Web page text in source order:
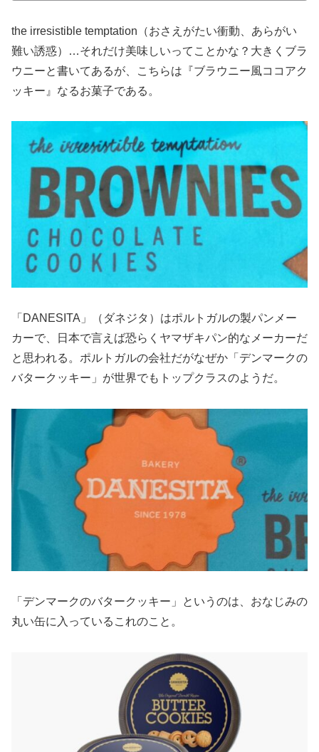
the irresistible temptation（おさえがたい衝動、あらがい
難い誘惑）…それだけ美味しいってことかな？大きくブラ
ウニーと書いてあるが、こちらは『ブラウニー風ココアク
ッキー』なるお菓子である。
「DANESITA」（ダネジタ）はポルトガルの製パンメー
カーで、日本で言えば恐らくヤマザキパン的なメーカーだ
と思われる。ポルトガルの会社だがなぜか「デンマークの
バタークッキー」が世界でもトップクラスのようだ。
「デンマークのバタークッキー」というのは、おなじみの
丸い缶に入っているこれのこと。